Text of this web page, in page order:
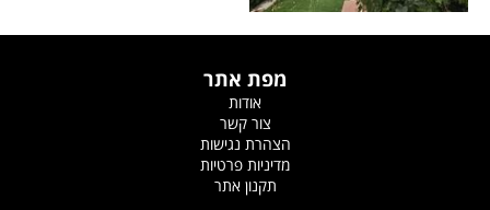
מפת אתר
אודות
צור קשר
הצהרת נגישות
מדיניות פרטיות
תקנון אתר